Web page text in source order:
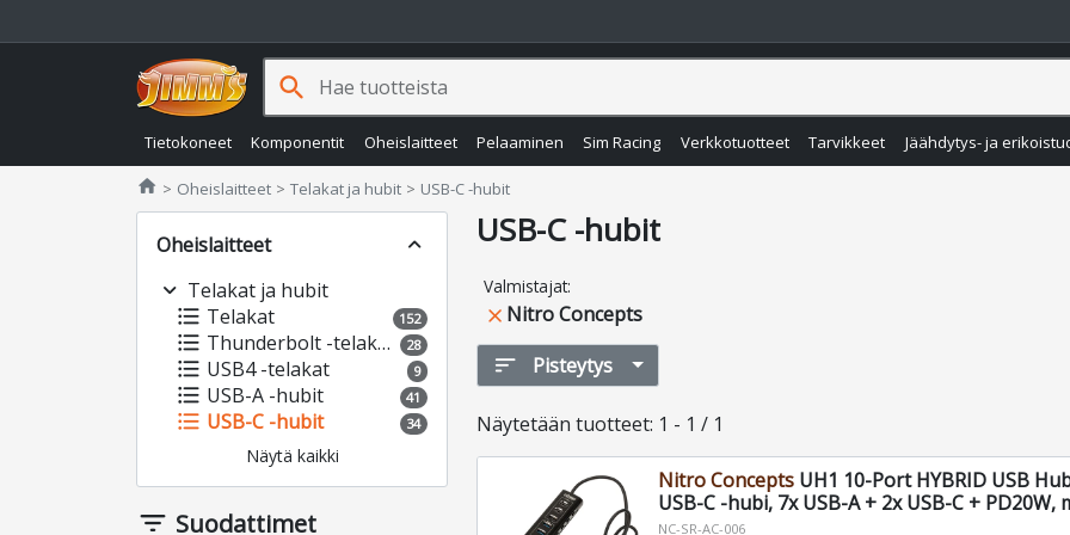
Tietokoneet Komponentit Oheislaitteet Pelaaminen Sim Racing Verkkotuotteet Tarvikkeet Jäähdytys- ja
search
home Jimms.fi
Oheislaitteet Telakat ja hubit USB-C -hubit
Oheislaitteet
expand_less
expand_more Telakat ja hubit
format_list_bulleted Telakat 152
format_list_bulleted Thunderbolt -telakat 28
format_list_bulleted USB4 -telakat 9
format_list_bulleted USB-A -hubit 41
format_list_bulleted USB-C -hubit 34
Näytä kaikki
filter_list Suodattimet
USB-C -hubit
Valmistajat:
close Nitro Concepts
sort
Pisteytys
Näytetään tuotteet: 1 - 1 / 1
Nitro ConceptsUH1 10-Port HYBRID USB
USB-C -hubi, 7x USB-A + 2x USB-C + PD20W,
NC-SR-AC-006